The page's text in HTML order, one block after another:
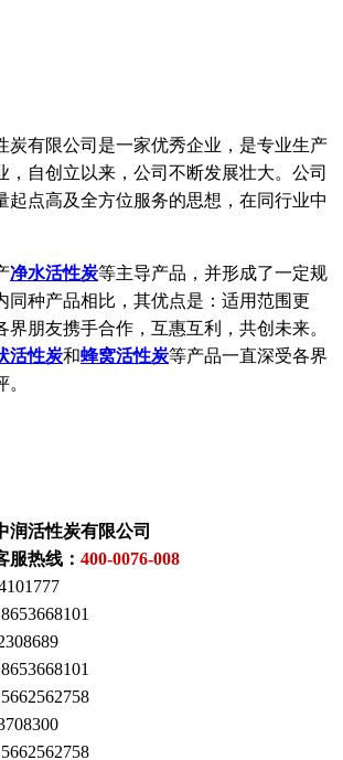
有限公司是一家优秀企业，是专业生产
，自创立以来，公司不断发展壮大。公司
起点高及全方位服务的思想，在同行业中
净水活性炭等主导产品，并形成了一定规
同种产品相比，其优点是：适用范围更
界朋友携手合作，互惠互利，共创未来。
活性炭和蜂窝活性炭等产品一直深受各界
润活性炭有限公司
服热线： 400-0076-008